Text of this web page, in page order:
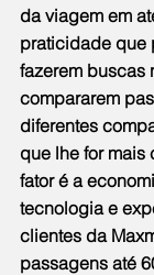
da viagem em
praticidade que
fazerem buscas
compararem
diferentes
que lhe for mais
fator é a
tecnologia e
clientes da
passagens até